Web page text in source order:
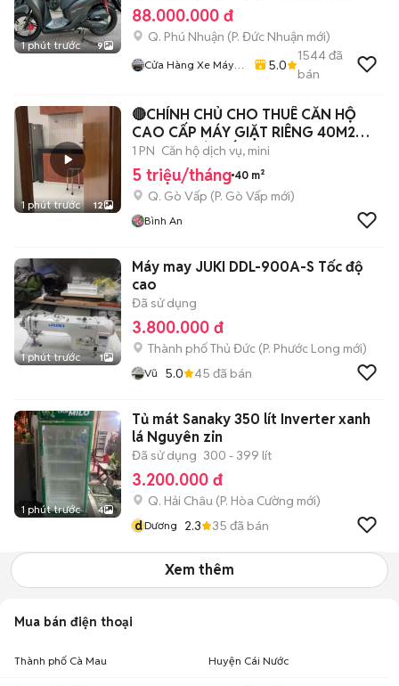
1 phút trước 9
88.000.000 đ
Q. Phú Nhuận (P. Đức Nhuận mới)
Cửa Hàng Xe Máy
5.0
1544đã
bán
1 phút trước 12
🔴CHÍNH CHỦ CHO THUÊ CĂN HỘ
CAO CẤP MÁY GIẶT RIÊNG 40M2
FULL NT GÒ VẤP🔴
1 PN Căn hộ dịch vụ, mini
5 triệu/tháng 40 m²
Q. Gò Vấp (P. Gò Vấp mới)
Bình An
1 phút trước 1
Máy may JUKI DDL-900A-S Tốc độ
cao
Đã sử dụng
3.800.000 đ
Thành phố Thủ Đức (P. Phước Long mới)
Vũ 5.0 45 đã bán
1 phút trước 4
Tủ mát Sanaky 350 lít Inverter xanh
lá Nguyên zin
Đã sử dụng 300 - 399 lít
3.200.000 đ
Q. Hải Châu (P. Hòa Cường mới)
dDương 2.3 35 đã bán
Xem thêm
Mua bán điện thoại
Thành phố Cà Mau Huyện Cái Nước